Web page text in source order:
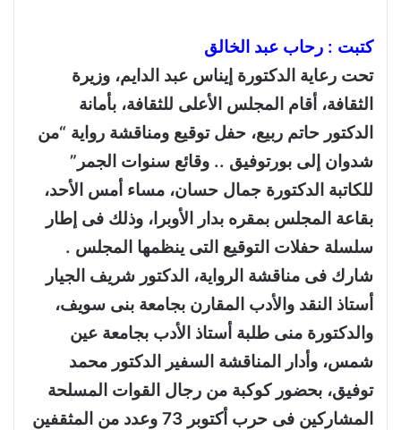
كتبت : رحاب عبد الخالق
تحت رعاية الدكتورة إيناس عبد الدايم، وزيرة
الثقافة، أقام المجلس الأعلى للثقافة، بأمانة
الدكتور حاتم ربيع، حفل توقيع ومناقشة رواية “من
شدوان إلى بورتوفيق .. وقائع سنوات الجمر”
للكاتبة الدكتورة جمال حسان، مساء أمس الأحد،
بقاعة المجلس بمقره بدار الأوبرا، وذلك فى إطار
سلسلة حفلات التوقيع التى ينظمها المجلس .
شارك فى مناقشة الرواية، الدكتور شريف الجيار
أستاذ النقد والأدب المقارن بجامعة بنى سويف،
والدكتورة منى طلبة أستاذ الأدب بجامعة عين
شمس، وأدار المناقشة السفير الدكتور محمد
توفيق، بحضور كوكبة من رجال القوات المسلحة
المشاركين فى حرب أكتوبر 73 وعدد من المثقفين